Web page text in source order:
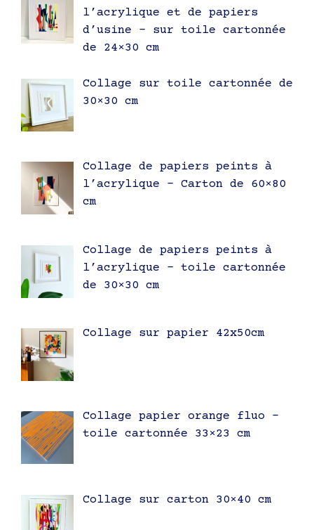
l’acrylique et de papiers
d’usine – sur toile cartonnée
de 24×30 cm
Collage sur toile cartonnée de
30×30 cm
Collage de papiers peints à
l’acrylique – Carton de 60×80
cm
Collage de papiers peints à
l’acrylique – toile cartonnée
de 30×30 cm
Collage sur papier 42x50cm
Collage papier orange fluo –
toile cartonnée 33×23 cm
Collage sur carton 30×40 cm